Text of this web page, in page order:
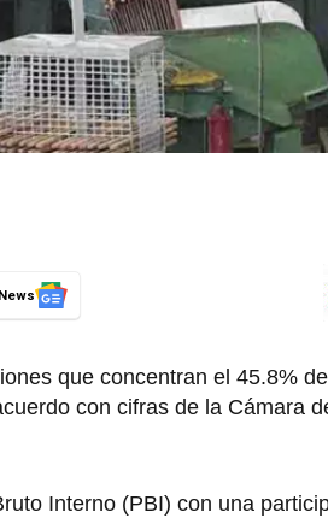
que concentran el 45.8%
con cifras de la Cámara
Interno (PBI) con una